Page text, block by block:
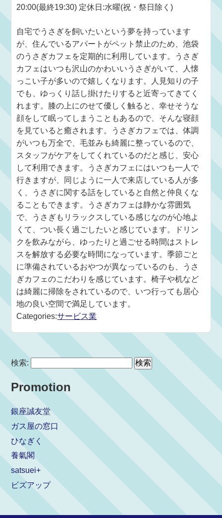
20:00(最終19:30) 定休日:水曜(祝・祭日除く)
自宅でうさぎを飼いたいという夢を持っています
が、住んでいるアパートがペット禁止のため、池袋
のうさぎカフェを定期的に利用しています。うさぎ
カフェはいつも沢山のかわいいうさぎがいて、人懐
っこい子が多いので嬉しくなります。人見知りの子
でも、ゆっくり話し掛けたりすると近寄ってきてく
れます。膝の上にのせて優しく触ると、幸せそうな
顔をして眠ってしまうこともあるので、そんな寝顔
を見ていると癒されます。うさぎカフェでは、体調
がいつも万全で、毛並みも綺麗に整っているので、
スタッフがケアをしてくれているのだと感じ、安心
して利用できます。うさぎカフェにはいつも一人で
行きますが、同じように一人で来店している人が多
く、うさぎに関する話をしていると自然と仲良くな
ることもできます。うさぎカフェは静かな雰囲気
で、うさぎもリラックスしている感じなのが心地よ
くて、つい長く過ごしたいと感じています。ドリン
クを飲みながら、ゆったりと過ごせる時間はストレ
スを解放する必要な時間になっています。季節ごと
に準備されているおやつが異なっているのも、うさ
ぎカフェのこだわりを感じています。椅子や机など
は綺麗に掃除をされているので、いつ行っても居心
地の良い空間で満足しています。
Categories:サービス業
検索:
Promotion
銀座誠友堂
ガス屋の窓口
ひなぎく
養氣閣
satsuei+
ビズアップ